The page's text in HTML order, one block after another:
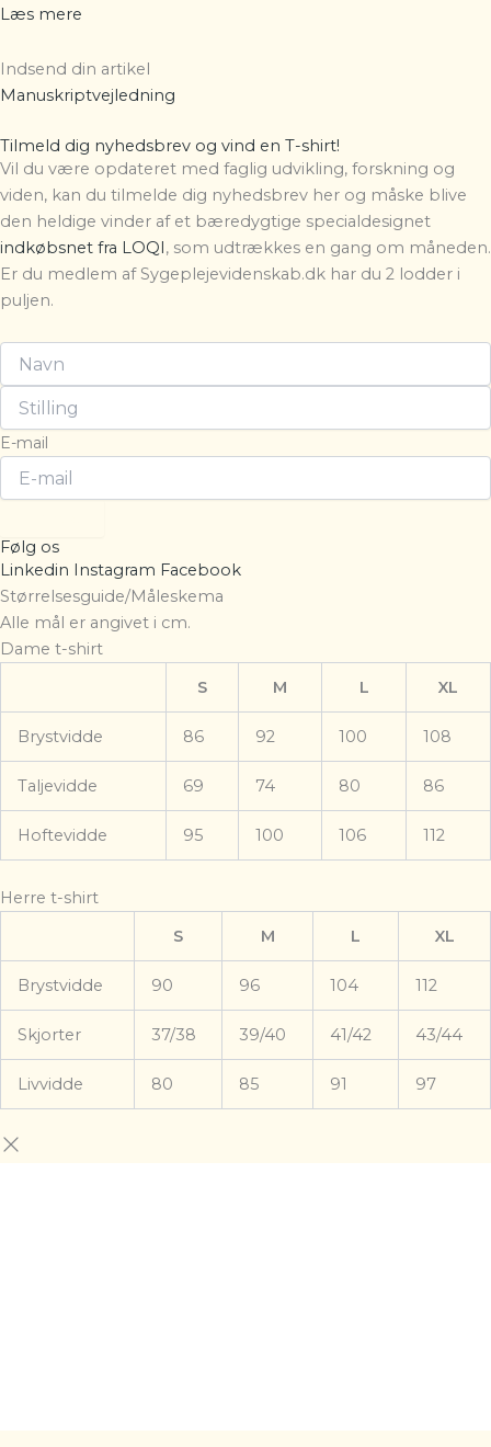
Læs mere
Indsend din artikel
Manuskriptvejledning
Tilmeld dig nyhedsbrev og vind en T-shirt!
Vil du være opdateret med faglig udvikling, forskning og
viden, kan du tilmelde dig nyhedsbrev her og måske blive
den heldige vinder af et bæredygtige specialdesignet
indkøbsnet fra LOQI , som udtrækkes en gang om måneden.
Er du medlem af Sygeplejevidenskab.dk har du 2 lodder i
puljen.
E-mail
Følg os
Linkedin Instagram Facebook
Størrelsesguide/Måleskema
Alle mål er angivet i cm.
Dame t-shirt
S
M L XL
Brystvidde 86 92 100 108
Taljevidde 69 74 80 86
Hoftevidde 95 100 106 112
Herre t-shirt
S
M L XL
Brystvidde 90 96 104 112
Skjorter 37/38 39/40 41/42 43/44
Livvidde 80 85 91 97